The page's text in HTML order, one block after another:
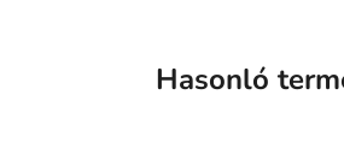
Hasonló